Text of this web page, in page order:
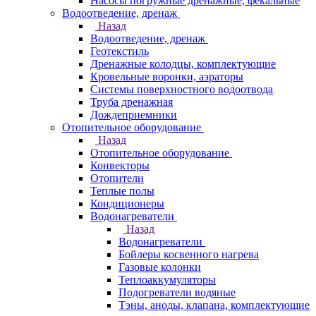
Водоотведение, дренаж
Назад
Водоотведение, дренаж
Геотекстиль
Дренажные колодцы, комплектующие
Кровельные воронки, аэраторы
Системы поверхностного водоотвода
Труба дренажная
Дождеприемники
Отопительное оборудование
Назад
Отопительное оборудование
Конвекторы
Отопители
Теплые полы
Кондиционеры
Водонагреватели
Назад
Водонагреватели
Бойлеры косвенного нагрева
Газовые колонки
Теплоаккумуляторы
Подогреватели водяные
Тэны, аноды, клапана, комплектующие